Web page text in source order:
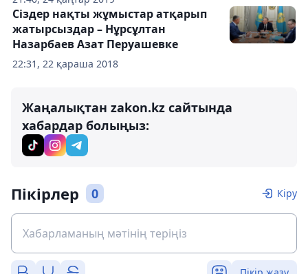
22:31, 22 қараша 2018
Сіздер нақты жұмыстар атқарып
жатырсыздар – Нұрсұлтан
Назарбаев Азат Перуашевке
Жаңалықтан zakon.kz сайтында
хабардар болыңыз:
Пікірлер 0 Кіру